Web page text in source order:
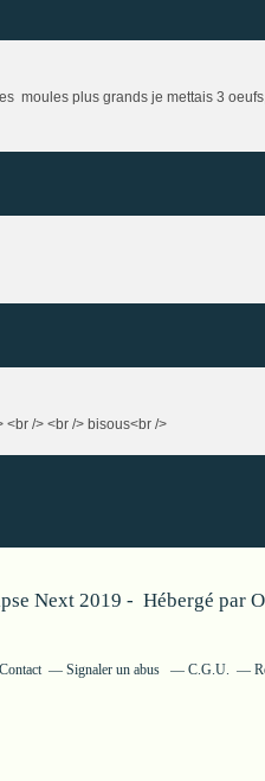
moules plus grands je mettais 3
/> <br /> bisous<br />
Next 2019 - Hébergé par
Contact Signaler un abus C.G.U.